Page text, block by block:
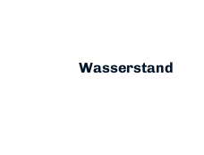
Wasserstand